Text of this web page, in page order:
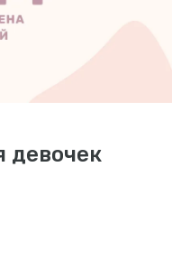
девочек